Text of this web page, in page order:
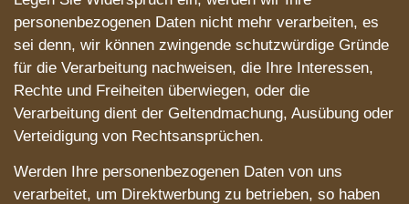
personenbezogenen Daten nicht mehr verarbeiten, es
sei denn, wir können zwingende schutzwürdige Gründe
für die Verarbeitung nachweisen, die Ihre Interessen,
Rechte und Freiheiten überwiegen, oder die
Verarbeitung dient der Geltendmachung, Ausübung oder
Verteidigung von Rechtsansprüchen.
Werden Ihre personenbezogenen Daten von uns
verarbeitet, um Direktwerbung zu betrieben, so haben